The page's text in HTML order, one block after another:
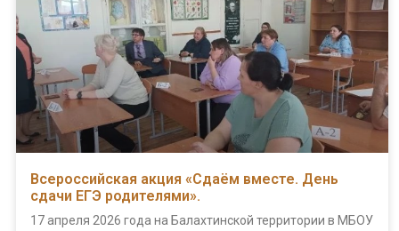
Всероссийская акция «Сдаём вместе. День
сдачи ЕГЭ родителями».
17 апреля 2026 года на Балахтинской территории в МБОУ